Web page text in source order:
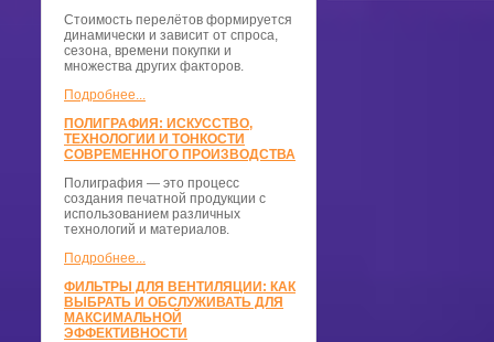
Стоимость перелётов формируется
динамически и зависит от спроса,
сезона, времени покупки и
множества других факторов.
Подробнее...
ПОЛИГРАФИЯ: ИСКУССТВО,
ТЕХНОЛОГИИ И ТОНКОСТИ
СОВРЕМЕННОГО ПРОИЗВОДСТВА
Полиграфия — это процесс
создания печатной продукции с
использованием различных
технологий и материалов.
Подробнее...
ФИЛЬТРЫ ДЛЯ ВЕНТИЛЯЦИИ: КАК
ВЫБРАТЬ И ОБСЛУЖИВАТЬ ДЛЯ
МАКСИМАЛЬНОЙ
ЭФФЕКТИВНОСТИ